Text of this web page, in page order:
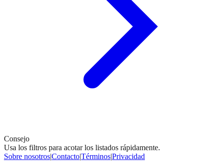
Consejo
Usa los filtros para acotar los listados rápidamente.
Sobre nosotros|Contacto|Términos|Privacidad